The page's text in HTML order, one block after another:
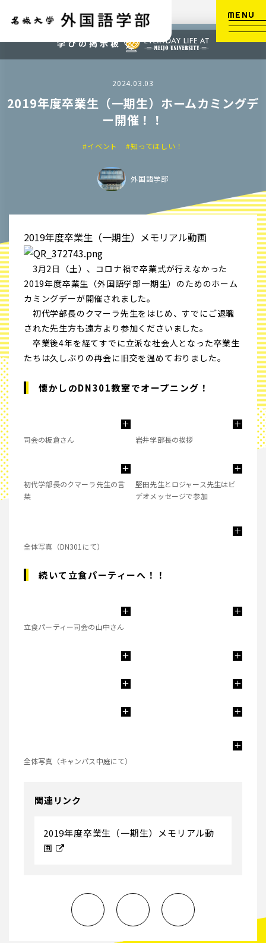
MENU
2024.03.03
2019年度卒業生（一期生）ホームカミングデ
ー開催！！
#イベント #知ってほしい！
外国語学部
2019年度卒業生（一期生）メモリアル動画
3月2日（土）、コロナ禍で卒業式が行えなかった
2019年度卒業生（外国語学部一期生）のためのホーム
カミングデーが開催されました。
初代学部長のクマーラ先生をはじめ、すでにご退職
された先生方も遠方より参加くださいました。
卒業後4年を経てすでに立派な社会人となった卒業生
たちは久しぶりの再会に旧交を温めておりました。
懐かしのDN301教室でオープニング！
司会の板倉さん 岩井学部長の挨拶
初代学部長のクマーラ先生の言
葉
堅田先生とロジャース先生はビ
デオメッセージで参加
全体写真（DN301にて）
続いて立食パーティーへ！！
立食パーティー司会の山中さん
全体写真（キャンパス中庭にて）
関連リンク
2019年度卒業生（一期生）メモリアル動
画